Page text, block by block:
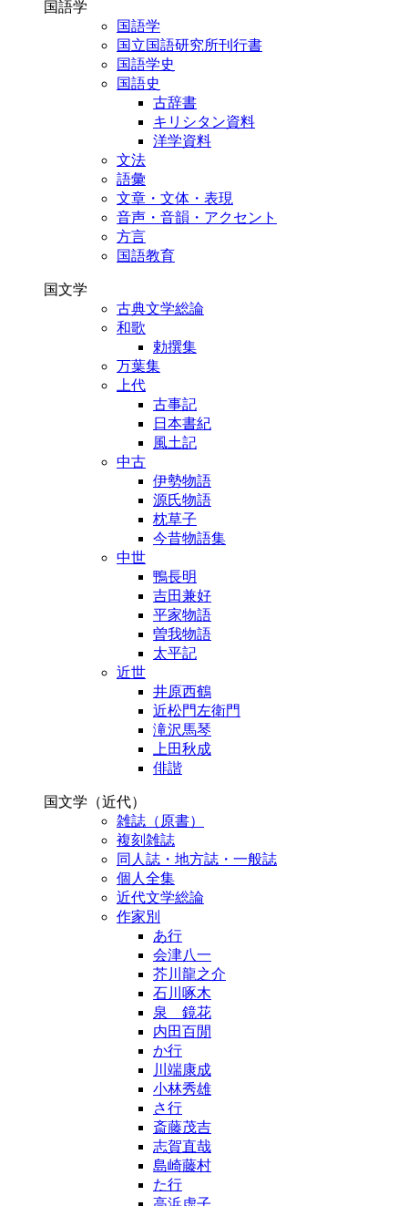
国語学
国語学
国立国語研究所刊行書
国語学史
国語史
古辞書
キリシタン資料
洋学資料
文法
語彙
文章・文体・表現
音声・音韻・アクセント
方言
国語教育
国文学
古典文学総論
和歌
勅撰集
万葉集
上代
古事記
日本書紀
風土記
中古
伊勢物語
源氏物語
枕草子
今昔物語集
中世
鴨長明
吉田兼好
平家物語
曽我物語
太平記
近世
井原西鶴
近松門左衛門
滝沢馬琴
上田秋成
俳諧
国文学（近代）
雑誌（原書）
複刻雑誌
同人誌・地方誌・一般誌
個人全集
近代文学総論
作家別
あ行
会津八一
芥川龍之介
石川啄木
泉 鏡花
内田百閒
か行
川端康成
小林秀雄
さ行
斎藤茂吉
志賀直哉
島崎藤村
た行